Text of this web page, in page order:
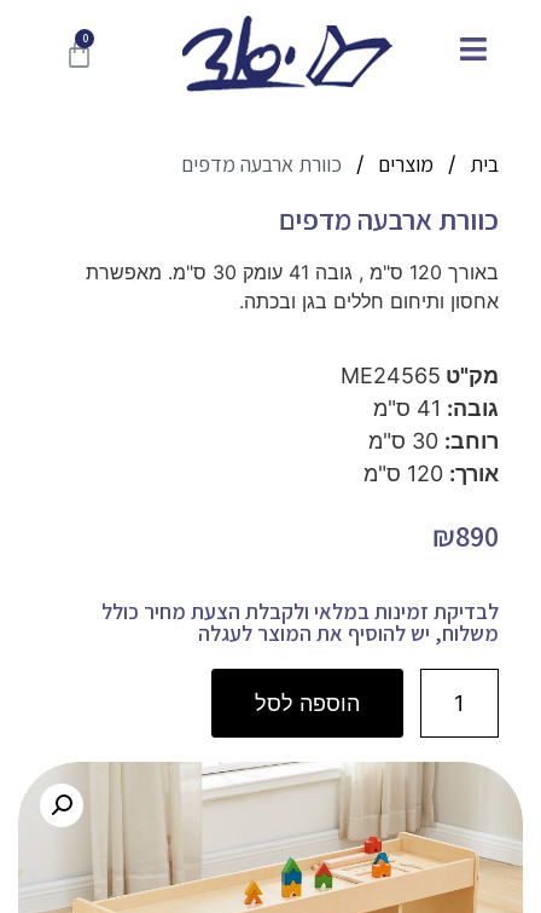
בית / מוצרים / כוורת ארבעה מדפים
כוורת ארבעה מדפים
באורך 120 ס"מ , גובה 41 עומק 30 ס"מ. מאפשרת
אחסון ותיחום חללים בגן ובכתה.
מק"ט ME24565
גובה:
רוחב:
אורך:
₪890
לבדיקת זמינות במלאי ולקבלת הצעת מחיר כולל
משלוח, יש להוסיף את המוצר לעגלה
הוספה לסל